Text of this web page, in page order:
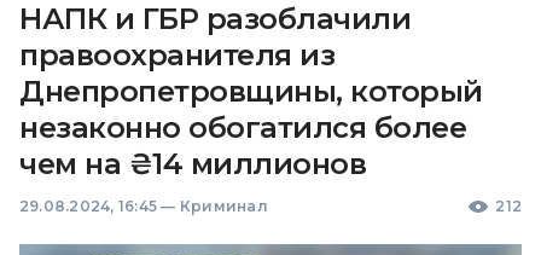
НАПК и ГБР разоблачили
правоохранителя из
Днепропетровщины, который
незаконно обогатился более
чем на ₴14 миллионов
29.08.2024, 16:45 — Криминал 212